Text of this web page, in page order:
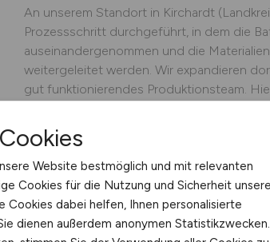
An unserem Standort in Kirchardt
Prozessschritt durchgeführt, in dem die
auseinandergenommen und die
weitergeleitet werden. Wir expandieren
gut funktionierendes Produktionsteam.
engagierten und sicherheitsbewussten
Fortum Batterie Recycling GmbH
heute Kirchardt
Cookies
Website bestmöglich und mit relevanten
Cookies für die Nutzung und Sicherheit
dabei helfen, Ihnen personalisierte
dienen außerdem anonymen Statistikzwecken.